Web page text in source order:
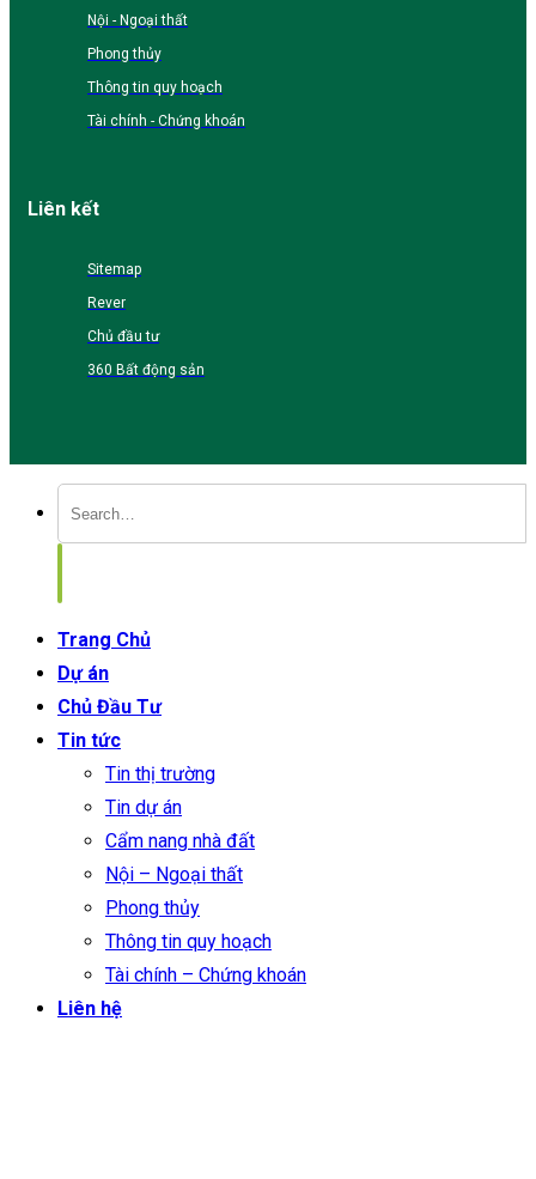
Nội - Ngoại thất
Phong thủy
Thông tin quy hoạch
Tài chính - Chứng khoán
Liên kết
Sitemap
Rever
Chủ đầu tư
360 Bất động sản
Trang Chủ
Dự án
Chủ Đầu Tư
Tin tức
Tin thị trường
Tin dự án
Cẩm nang nhà đất
Nội – Ngoại thất
Phong thủy
Thông tin quy hoạch
Tài chính – Chứng khoán
Liên hệ